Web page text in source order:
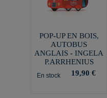
POP-UP EN BOIS,
AUTOBUS
ANGLAIS - INGELA
P.ARRHENIUS
En stock 19,90 €